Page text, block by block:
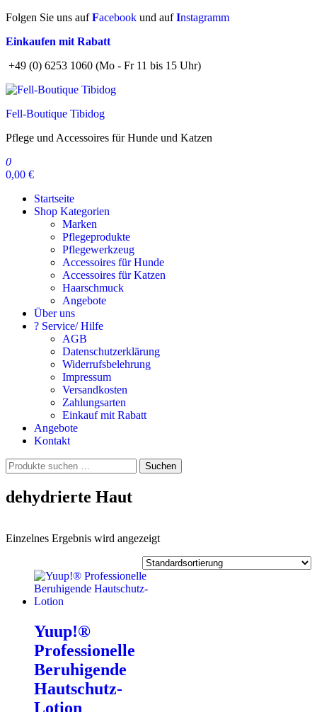
Zum
springen
Folgen Sie uns aufFacebook und aufInstagramm
Einkaufen mit Rabatt
+49 (0) 6253 1060 (Mo - Fr 11 bis 15 Uhr)
Fell-Boutique Tibidog
Pflege und Accessoires für Hunde und Katzen
0
0,00 €
Startseite
Shop Kategorien
Marken
Pflegeprodukte
Pflegewerkzeug
Accessoires für Hunde
Accessoires für Katzen
Haarschmuck
Angebote
Über uns
? Service/ Hilfe
AGB
Datenschutzerklärung
Widerrufsbelehrung
Impressum
Versandkosten
Zahlungsarten
Einkauf mit Rabatt
Angebote
Kontakt
Suchen
nach:
Suchen
dehydrierte Haut
Einzelnes Ergebnis wird angezeigt
Yuup!®
Professionelle
Beruhigende
Hautschutz-
Lotion